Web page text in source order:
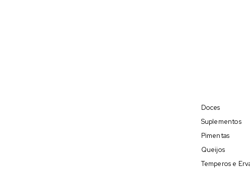
Doces
Suplementos
Pimentas
Queijos
Temperos e